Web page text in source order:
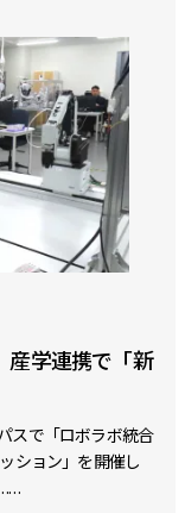
産学連携で「新
スで「ロボラボ統合
ション」を開催し